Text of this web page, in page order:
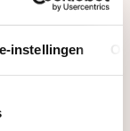
instellingen